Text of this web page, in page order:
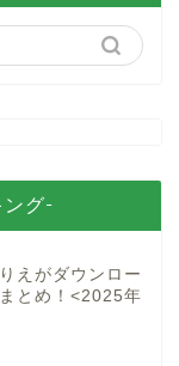
グ-
えがダウンロー
とめ！<2025年